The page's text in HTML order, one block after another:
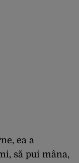
ea a
să pui mâna,